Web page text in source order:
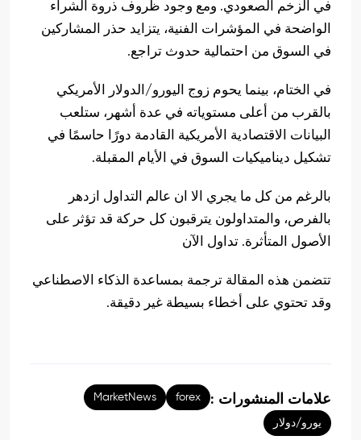
في الزخم الصعودي. ومع وجود ظروف ذروة الشراء
الواضحة في المؤشرات الفنية، يتزايد حذر المشاركين
في السوق من احتمالية حدوث تراجع.
في الختام، بينما يحوم زوج اليورو/الدولار الأمريكي
بالقرب من أعلى مستوياته في عدة أشهر، ستلعب
البيانات الاقتصادية الأمريكية القادمة دورًا حاسمًا في
تشكيل ديناميكيات السوق في الأيام المقبلة.
بالرغم من كل ما يجري الا ان عالم التداول ازدهر
بالفرص، والمتداولون يترقبون كل حركة قد تؤثر على
الأصول المتأثرة. تداول الآن
تتضمن هذه المقالة ترجمة بمساعدة الذكاء الاصطناعي
وقد تحتوي على أخطاء بسيطة غير دقيقة.
علامات المنشورات : forex
MarketNews
يورو/دولار